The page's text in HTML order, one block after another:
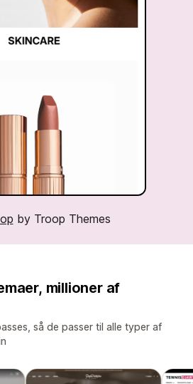
by Troop Themes
millioner af
så de passer til alle typer af